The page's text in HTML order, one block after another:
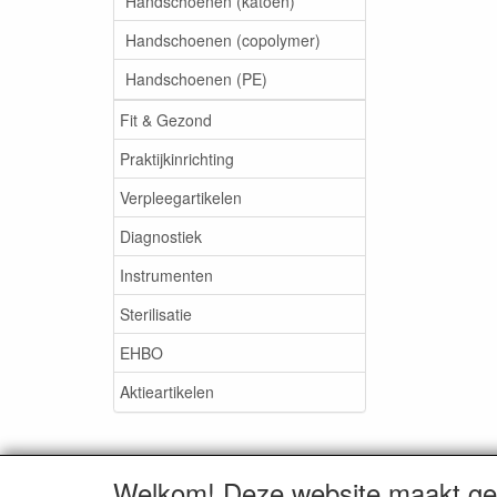
Handschoenen (copolymer)
Handschoenen (PE)
Fit & Gezond
Praktijkinrichting
Verpleegartikelen
Diagnostiek
Instrumenten
Sterilisatie
EHBO
Aktieartikelen